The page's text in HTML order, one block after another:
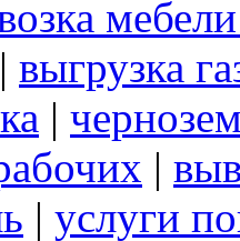
| выгрузка
|
|
| услуги